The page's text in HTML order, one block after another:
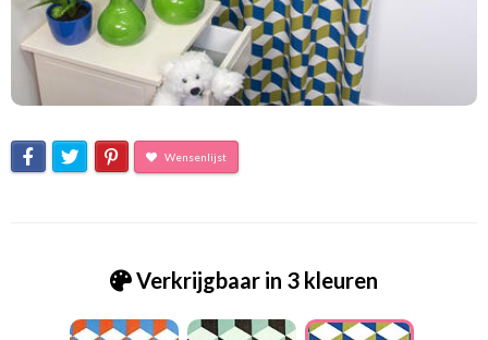
Wensenlijst
Verkrijgbaar in 3 kleuren